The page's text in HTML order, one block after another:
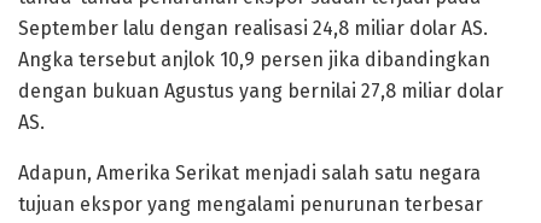
September lalu dengan realisasi 24,8 miliar dolar AS.
Angka tersebut anjlok 10,9 persen jika dibandingkan
dengan bukuan Agustus yang bernilai 27,8 miliar dolar
AS.
Adapun, Amerika Serikat menjadi salah satu negara
tujuan ekspor yang mengalami penurunan terbesar